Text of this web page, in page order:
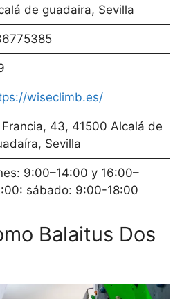
de guadaira, Sevilla
wiseclimb.es/
Francia, 43, 41500 Alcalá de
Sevilla
9:00–14:00 y 16:00–
sábado: 9:00-18:00
Balaitus Dos